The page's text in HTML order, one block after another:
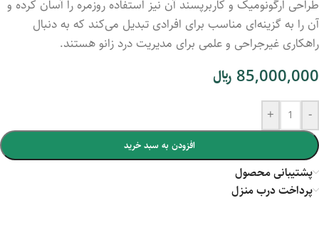
طراحی ارگونومیک و کاربرپسند آن نیز استفاده روزمره را آسان کرده و
آن را به گزینه‌ای مناسب برای افرادی تبدیل می‌کند که به دنبال
راهکاری غیرجراحی و علمی برای مدیریت درد زانو هستند.
85,000,000 ﷼
-
+
افزودن به سبد خرید
پشتیبانی محصول
پرداخت درب منزل